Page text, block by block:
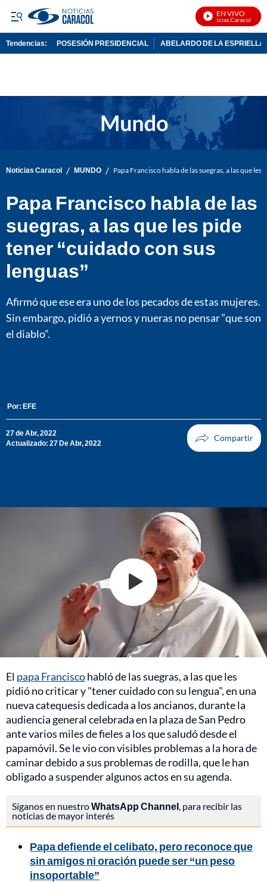
EN VIVO
Noticias Caracol En
Tendencias: POSESIÓN PRESIDENCIAL ABELARDO DE LA ESPRIELLA
Noticias Caracol / MUNDO / Papa Francisco habla de las suegras, a las que les
Papa Francisco habla de las
suegras, a las que les pide
tener “cuidado con sus
lenguas”
Afirmó que ese era uno de los pecados de estas mujeres.
Sin embargo, pidió a yernos y nueras no pensar “que son
el diablo”.
Por: EFE
27 de Abr, 2022
Actualizado: 27 De Abr, 2022
El papa Franciscohabló de las suegras, a las que les
pidió no criticar y "tener cuidado con su lengua", en una
nueva catequesis dedicada a los ancianos, durante la
audiencia general celebrada en la plaza de San Pedro
ante varios miles de fieles a los que saludó desde el
papamóvil. Se le vio con visibles problemas a la hora de
caminar debido a sus problemas de rodilla, que le han
obligado a suspender algunos actos en su agenda.
Síganos en nuestroWhatsApp Channel , para recibir las
noticias de mayor interés
Papa defiende el celibato, pero reconoce que
sin amigos ni oración puede ser “un peso
insoportable”